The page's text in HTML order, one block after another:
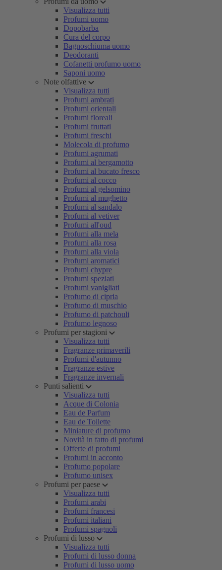
Visualizza tutti
Profumi uomo
Dopobarba
Cura del corpo
Bagnoschiuma uomo
Deodoranti
Cofanetti profumo uomo
Saponi uomo
Note olfattive
Visualizza tutti
Profumi ambrati
Profumi orientali
Profumi floreali
Profumi fruttati
Profumi freschi
Molecola di profumo
Profumi agrumati
Profumi al bergamotto
Profumi al bucato fresco
Profumi al cocco
Profumi al gelsomino
Profumi al mughetto
Profumi al sandalo
Profumi al vetiver
Profumi all'oud
Profumi alla mela
Profumi alla rosa
Profumi alla viola
Profumi aromatici
Profumi chypre
Profumi speziati
Profumi vanigliati
Profumo di cipria
Profumo di muschio
Profumo di patchouli
Profumo legnoso
Profumi per stagioni
Visualizza tutti
Fragranze primaverili
Profumi d'autunno
Fragranze estive
Fragranze invernali
Punti salienti
Visualizza tutti
Acque di Colonia
Eau de Parfum
Eau de Toilette
Miniature di profumo
Novità in fatto di profumi
Offerte di profumi
Profumi in acconto
Profumo popolare
Profumo unisex
Profumi per paese
Visualizza tutti
Profumi arabi
Profumi francesi
Profumi italiani
Profumi spagnoli
Profumi di lusso
Visualizza tutti
Profumi di lusso donna
Profumi di lusso uomo